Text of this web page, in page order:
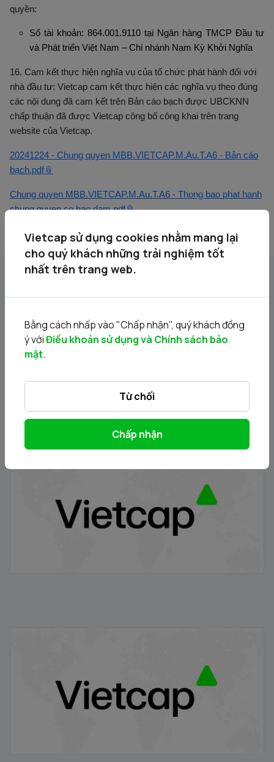
quyền:
Số tài khoản: 864.001.9110 tại Ngân hàng TMCP Đầu tư
và Phát triển Việt Nam – Chi nhánh Nam Kỳ Khởi Nghĩa
16. Cam kết thực hiện nghĩa vụ của tổ chức phát hành đối với
nhà đầu tư: Vietcap cam kết thực hiện các nghĩa vụ theo đúng
các nội dung đã cam kết trên Bản cáo bạch được UBCKNN
chấp thuận đã được Vietcap công bố công khai trên trang
website của Vietcap.
20241224 - Chung quyen MBB.VIETCAP.M.Au.T.A6 - Bản cáo
bạch.pdf
Chung quyen MBB.VIETCAP.M.Au.T.A6 - Thong bao phat hanh
chung quyen co bao dam.pdf
Thông báo phát hành chứng quyền có bảo đảm - Đợt
phát hành 24.11.2025
Vietcap sử dụng cookies nhằm mang lại
cho quý khách những trải nghiệm tốt
nhất trên trang web.
Bằng cách nhấp vào "Chấp nhận", quý khách đồng
ý vớiĐiều khoản sử dụng và Chính sách bảo
mật.
Từ chối
Chấp nhận